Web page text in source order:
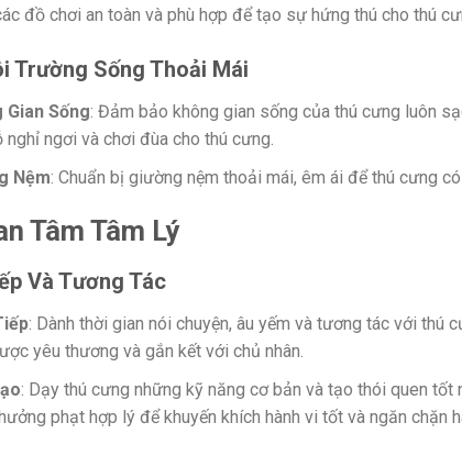
đồ chơi an toàn và phù hợp để tạo sự hứng thú cho thú
Trường Sống Thoải Mái
Gian Sống: Đảm bảo không gian sống của thú cưng luôn
nghỉ ngơi và chơi đùa cho thú cưng.
Nệm: Chuẩn bị giường nệm thoải mái, êm ái để thú cưng
Tâm Tâm Lý
Và Tương Tác
: Dành thời gian nói chuyện, âu yếm và tương tác với thú
yêu thương và gắn kết với chủ nhân.
: Dạy thú cưng những kỹ năng cơ bản và tạo thói quen
phạt hợp lý để khuyến khích hành vi tốt và ngăn chặn